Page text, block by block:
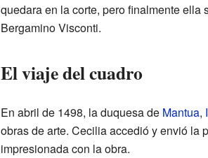
quedara en la corte, pero finalmente
Bergamino Visconti.
El viaje del cuadro
En abril de 1498, la duquesa de Mantua,
obras de arte. Cecilia accedió y envió la
impresionada con la obra.